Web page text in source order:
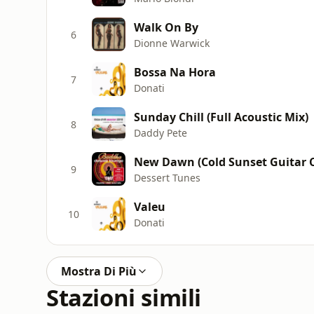
6 Walk On By
Dionne Warwick
7 Bossa Na Hora
Donati
8 Sunday Chill (Full Acoustic Mix)
Daddy Pete
9 New Dawn (Cold Sunset Guitar
Dessert Tunes
10 Valeu
Donati
Mostra Di Più
Stazioni simili